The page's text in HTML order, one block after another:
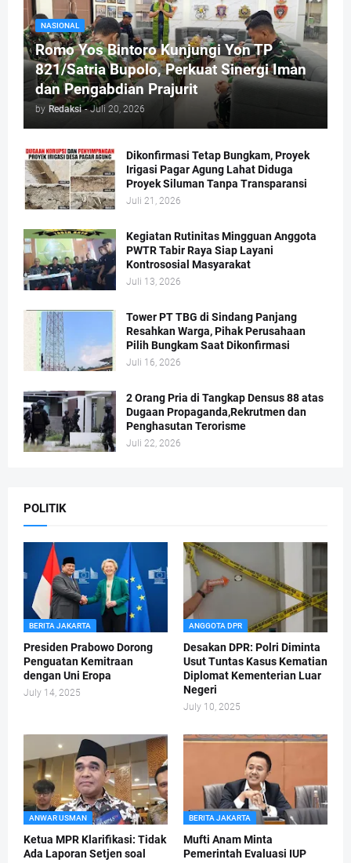
NASIONAL
Romo Yos Bintoro Kunjungi Yon TP
821/Satria Bupolo, Perkuat Sinergi Iman
dan Pengabdian Prajurit
by Redaksi - Juli 20, 2026
Dikonfirmasi Tetap Bungkam, Proyek
Irigasi Pagar Agung Lahat Diduga
Proyek Siluman Tanpa Transparansi
Juli 21, 2026
Kegiatan Rutinitas Mingguan Anggota
PWTR Tabir Raya Siap Layani
Kontrososial Masyarakat
Juli 13, 2026
Tower PT TBG di Sindang Panjang
Resahkan Warga, Pihak Perusahaan
Pilih Bungkam Saat Dikonfirmasi
Juli 16, 2026
2 Orang Pria di Tangkap Densus 88 atas
Dugaan Propaganda,Rekrutmen dan
Penghasutan Terorisme
Juli 22, 2026
POLITIK
BERITA JAKARTA
Presiden Prabowo Dorong
Penguatan Kemitraan
dengan Uni Eropa
July 14, 2025
ANGGOTA DPR
Desakan DPR: Polri Diminta
Usut Tuntas Kasus Kematian
Diplomat Kementerian Luar
Negeri
July 10, 2025
ANWAR USMAN
Ketua MPR Klarifikasi: Tidak
Ada Laporan Setjen soal
BERITA JAKARTA
Mufti Anam Minta
Pemerintah Evaluasi IUP